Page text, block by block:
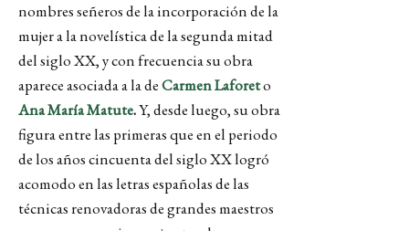
nombres señeros de la incorporación de la
mujer a la novelística de la segunda mitad
del siglo XX, y con frecuencia su obra
aparece asociada a la deCarmen Laforeto
Ana María Matute.Y, desde luego, su obra
figura entre las primeras que en el periodo
de los años cincuenta del siglo XX logró
acomodo en las letras españolas de las
técnicas renovadoras de grandes maestros